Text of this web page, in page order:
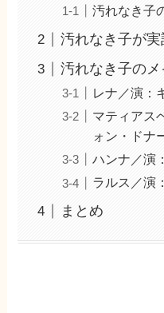
汚れなき子
汚れなき子が
汚れなき子の
レナ／演：
マティアス
ォン・ドナ
ハンナ／演
ラルス／演
まとめ